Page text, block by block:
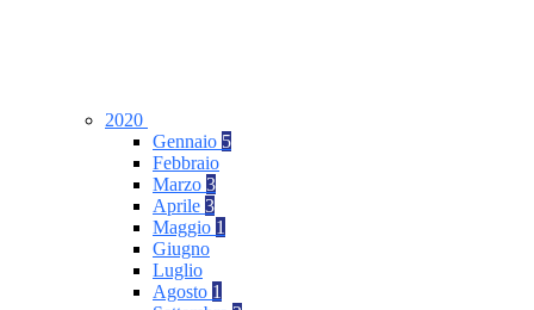
2020
Gennaio 5
Febbraio
Marzo 3
Aprile 3
Maggio 1
Giugno
Luglio
Agosto 1